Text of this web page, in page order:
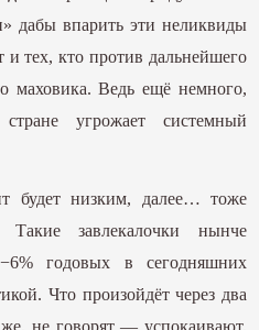
дабы впарить эти неликвиды
и тех, кто против дальнейшего
маховика. Ведь ещё немного,
угрожает системный
будет низким, далее… тоже
завлекалочки нынче
годовых в сегодняшних
Что произойдёт через два